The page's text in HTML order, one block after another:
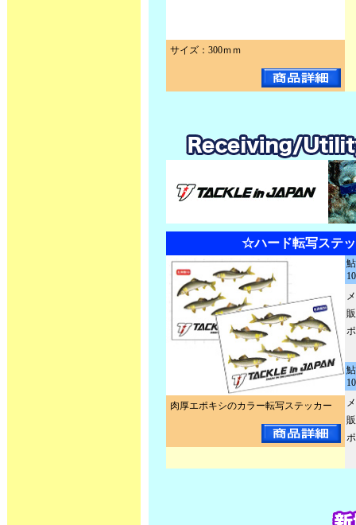
サイズ：300ｍｍ
☆ハード転写ステ
肉厚エポキシのカラー転写ステッカー